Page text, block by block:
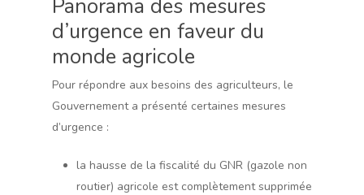
Panorama des mesures
d’urgence en faveur du
monde agricole
Pour répondre aux besoins des agriculteurs, le
Gouvernement a présenté certaines mesures
d’urgence :
la hausse de la fiscalité du GNR (gazole non
routier) agricole est complètement supprimée